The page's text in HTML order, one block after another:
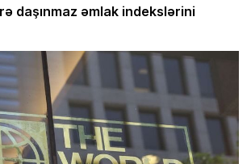
daşınmaz əmlak indekslərini